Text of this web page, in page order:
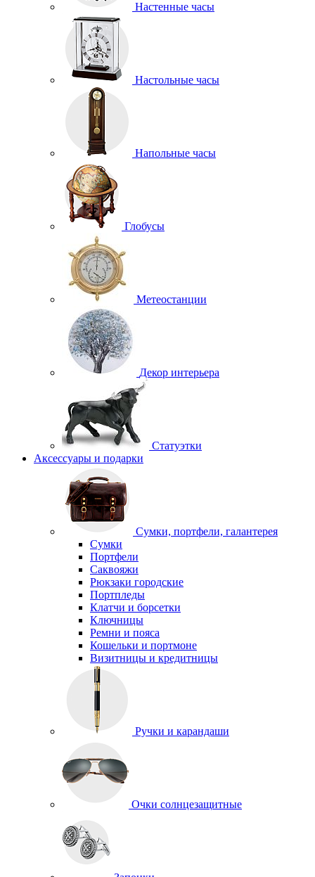
Настенные часы
Настольные часы
Напольные часы
Глобусы
Метеостанции
Декор интерьера
Статуэтки
Аксессуары и подарки
Сумки, портфели, галантерея
Сумки
Портфели
Саквояжи
Рюкзаки городские
Портпледы
Клатчи и борсетки
Ключницы
Ремни и пояса
Кошельки и портмоне
Визитницы и кредитницы
Ручки и карандаши
Очки солнцезащитные